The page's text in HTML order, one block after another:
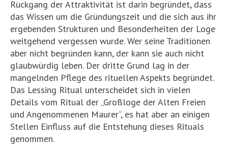
Rückgang der Attraktivität ist darin begründet, dass
das Wissen um die Gründungszeit und die sich aus ihr
ergebenden Strukturen und Besonderheiten der Loge
weitgehend vergessen wurde. Wer seine Traditionen
aber nicht begründen kann, der kann sie auch nicht
glaubwürdig leben. Der dritte Grund lag in der
mangelnden Pflege des rituellen Aspekts begründet.
Das Lessing Ritual unterscheidet sich in vielen
Details vom Ritual der „Großloge der Alten Freien
und Angenommenen Maurer“, es hat aber an einigen
Stellen Einfluss auf die Entstehung dieses Rituals
genommen.